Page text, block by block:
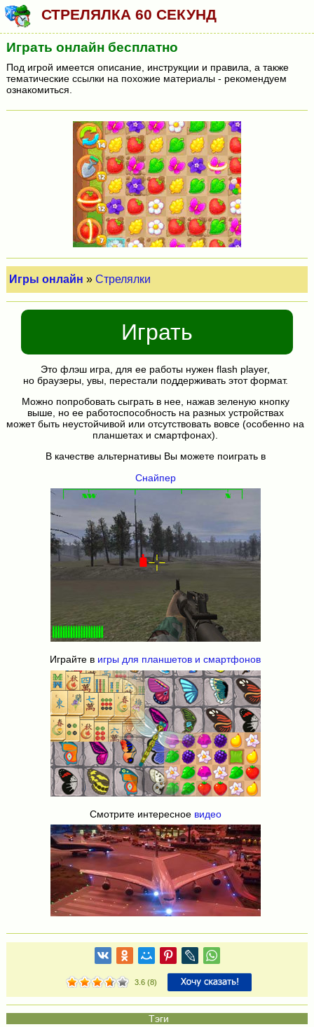
СТРЕЛЯЛКА 60 СЕКУНД
Играть онлайн бесплатно
Под игрой имеется описание, инструкции и правила, а также
тематические ссылки на похожие материалы - рекомендуем
ознакомиться.
Игры онлайн »Стрелялки
Играть
Это флэш игра, для ее работы нужен flash player,
но браузеры, увы, перестали поддерживать этот формат.
Можно попробовать сыграть в нее, нажав зеленую кнопку
выше, но ее работоспособность на разных устройствах
может быть неустойчивой или отсутствовать вовсе (особенно на
планшетах и смартфонах).
В качестве альтернативы Вы можете поиграть в
Снайпер
Играйте в игры для планшетов и смартфонов
Смотрите интересное видео
3.6(8)